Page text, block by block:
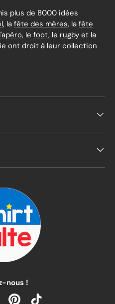
plus de 8000 idées
, la fête des mères, la fête
l'apéro, le foot, le rugby et la
ont droit à leur collection
nous !